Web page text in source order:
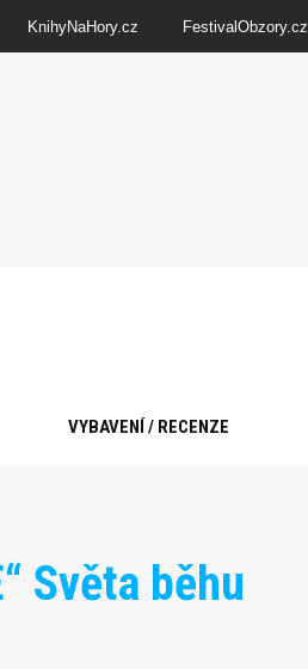
KnihyNaHory.cz FestivalObzory.cz
VYBAVENÍ / RECENZE
Světa běhu